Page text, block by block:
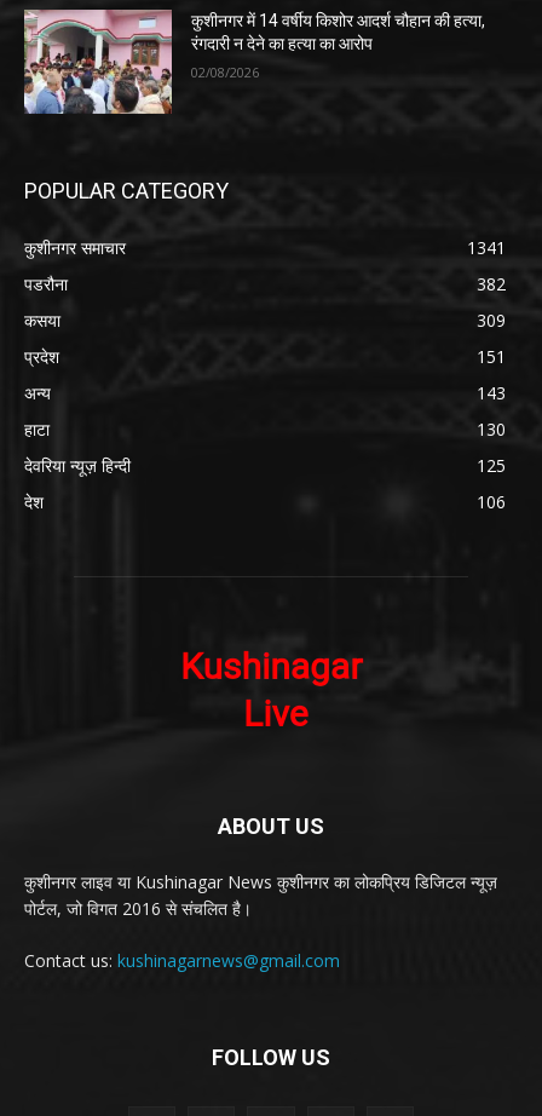
कुशीनगर में 14 वर्षीय किशोर आदर्श चौहान की हत्या,
रंगदारी न देने का हत्या का आरोप
02/08/2026
POPULAR CATEGORY
कुशीनगर समाचार
1341
पडरौना
382
कसया
309
प्रदेश
151
अन्य
143
हाटा
130
देवरिया न्यूज़ हिन्दी
125
देश
106
ABOUT US
कुशीनगर लाइव या Kushinagar News कुशीनगर का लोकप्रिय डिजिटल न्यूज़
पोर्टल, जो विगत 2016 से संचलित है।
Contact us: kushinagarnews@gmail.com
FOLLOW US